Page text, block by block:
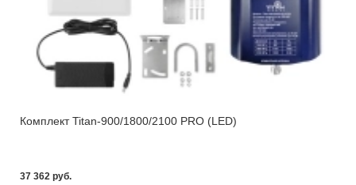
Комплект Titan-900/1800/2100 PRO (LED)
37 362 pуб.